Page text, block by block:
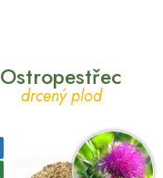
Ostropestřec
drcený plod